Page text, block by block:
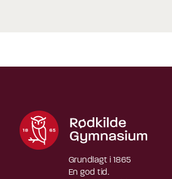
Grundlagt i 1865
En god tid.